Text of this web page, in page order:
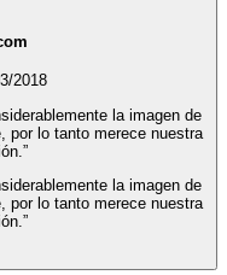
2018
la imagen de
por lo tanto merece nuestra
la imagen de
por lo tanto merece nuestra